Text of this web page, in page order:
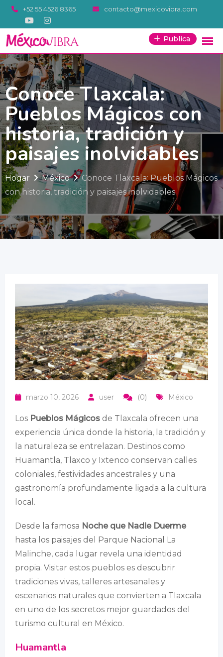
Saltar
contenido
+52 55 4526 8365 contacto@mexicovibra.com
Publica
Conoce Tlaxcala:
Pueblos Mágicos con
historia, tradición y
paisajes inolvidables
Hogar México
Conoce Tlaxcala: Pueblos Mágicos
con historia, tradición y paisajes inolvidables
marzo 10, 2026 user (0) México
Los Pueblos Mágicos de Tlaxcala ofrecen una
experiencia única donde la historia, la tradición y
la naturaleza se entrelazan. Destinos como
Huamantla, Tlaxco y Ixtenco conservan calles
coloniales, festividades ancestrales y una
gastronomía profundamente ligada a la cultura
local.
Desde la famosa Noche que Nadie Duerme
hasta los paisajes del Parque Nacional La
Malinche, cada lugar revela una identidad
propia. Visitar estos pueblos es descubrir
tradiciones vivas, talleres artesanales y
escenarios naturales que convierten a Tlaxcala
en uno de los secretos mejor guardados del
turismo cultural en México.
Huamantla